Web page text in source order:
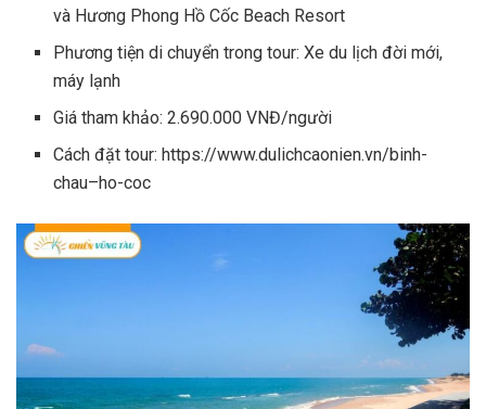
và Hương Phong Hồ Cốc Beach Resort
Phương tiện di chuyển trong tour: Xe du lịch đời mới,
máy lạnh
Giá tham khảo: 2.690.000 VNĐ/người
Cách đặt tour: https://www.dulichcaonien.vn/binh-
chau–ho-coc